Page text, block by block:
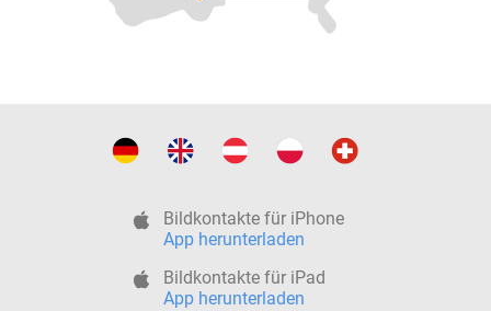
Bildkontakte für iPhone
App herunterladen
Bildkontakte für iPad
App herunterladen